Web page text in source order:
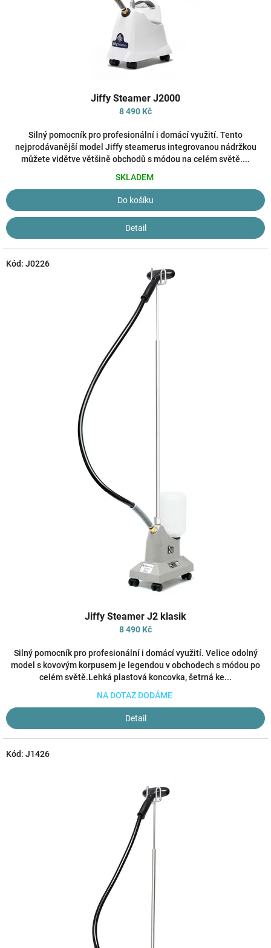
hodnocení
produktu
3,9
z
5
Jiffy Steamer J2000
8 490 Kč
Silný pomocník pro profesionální i domácí využití. Tento
nejprodávanější model Jiffy steamerus integrovanou nádržkou
můžete vidětve většině obchodů s módou na celém světě....
SKLADEM
Do košíku
Detail
hodnocení
produktu
4,0
z
5
hvězdiček.
Jiffy Steamer J2 klasik
8 490 Kč
Silný pomocník pro profesionální i domácí využití. Velice odolný
model s kovovým korpusem je legendou v obchodech s módou po
celém světě.Lehká plastová koncovka, šetrná ke...
NA DOTAZ DODÁME
Detail
Kód: J0226
Kód: J1426